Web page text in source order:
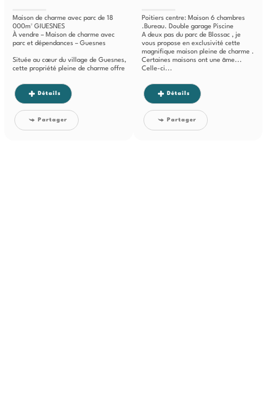
Maison de charme avec parc de 18
000m² GIUESNES
À vendre – Maison de charme avec
parc et dépendances – Guesnes
Située au cœur du village de Guesnes,
cette propriété pleine de charme offre
Détails
Partager
Poitiers centre: Maison 6 chambres
.Bureau. Double garage Piscine
A deux pas du parc de Blossac , je
vous propose en exclusivité cette
magnifique maison pleine de charme .
Certaines maisons ont une âme...
Celle-ci...
Détails
Partager